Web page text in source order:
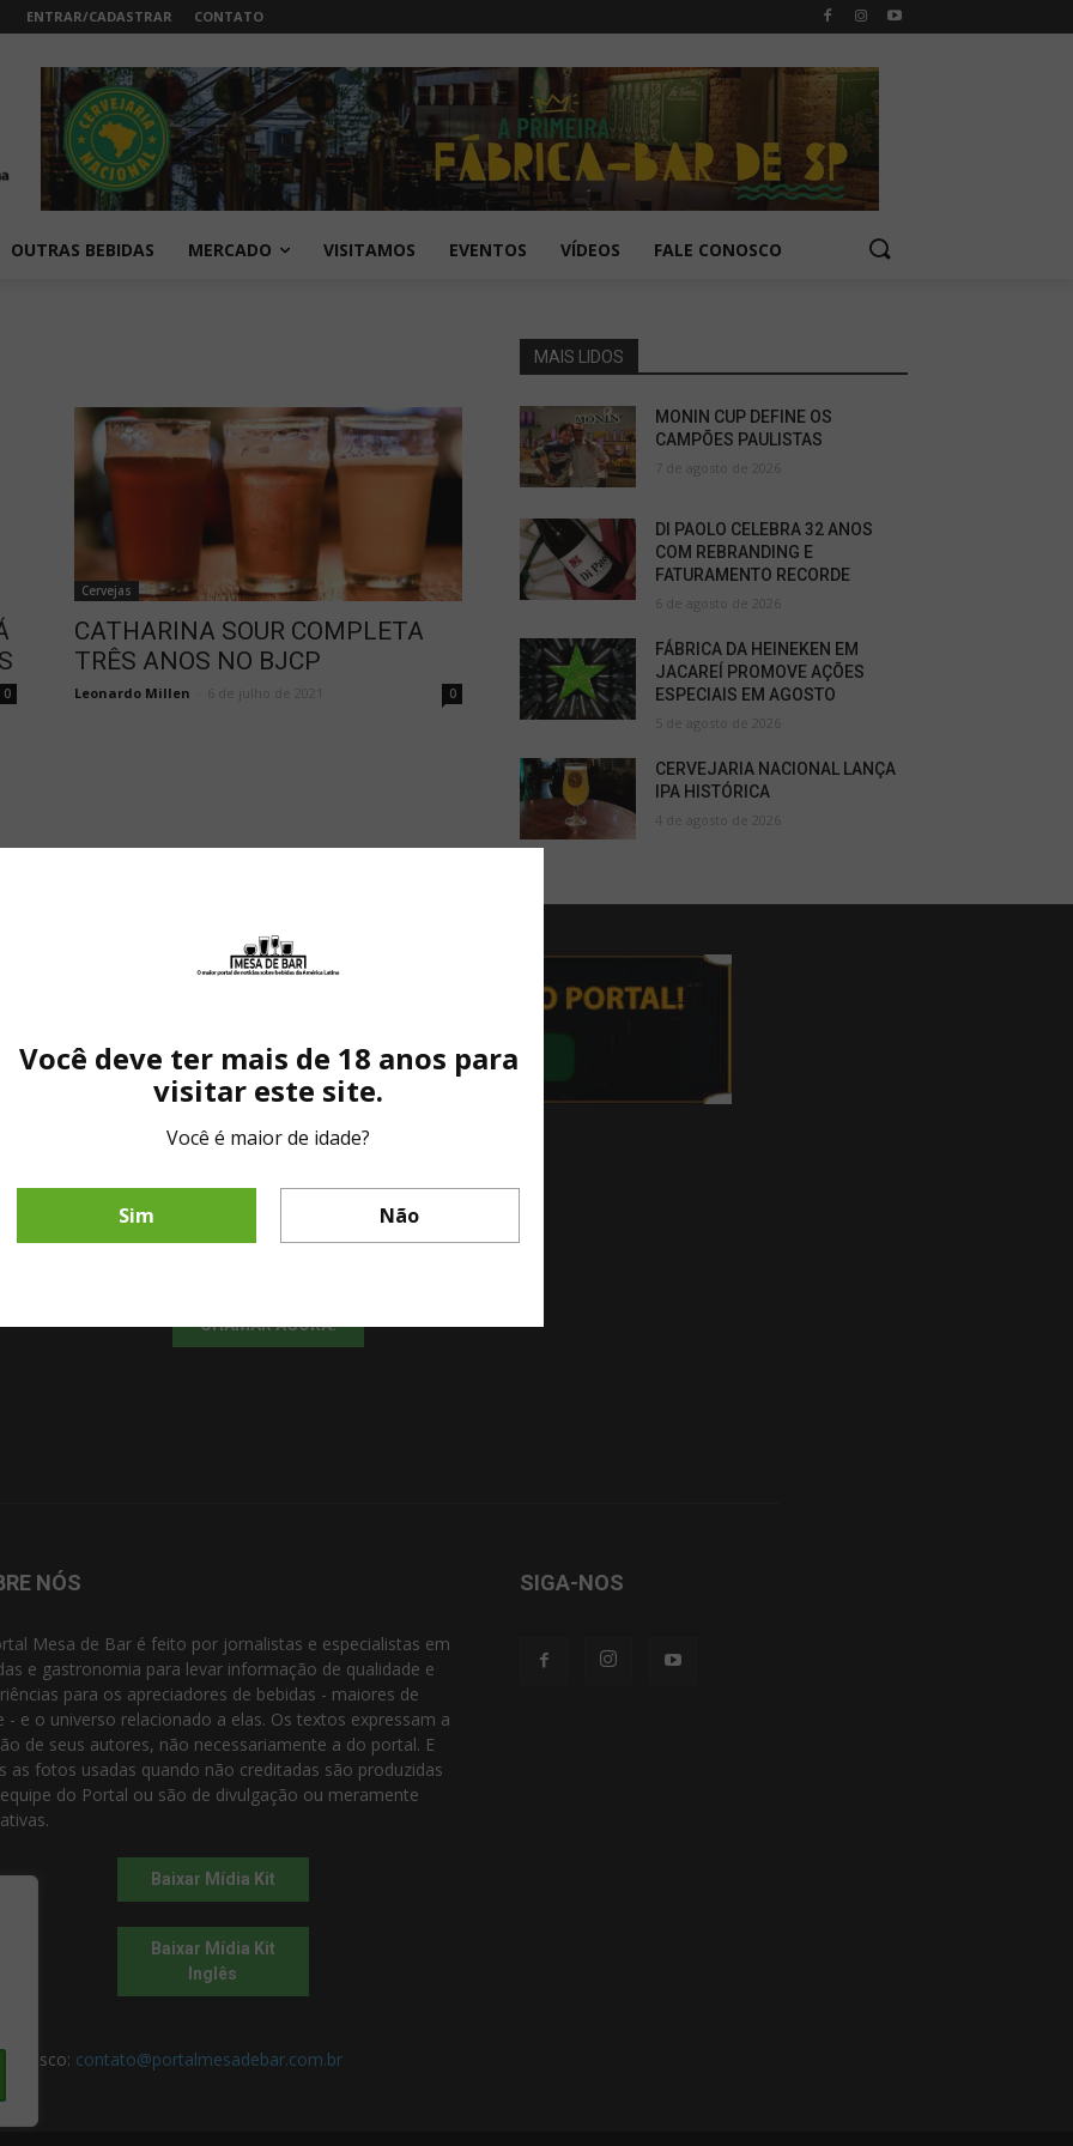
ENTRAR/CADASTRAR CONTATO
OUTRAS BEBIDAS MERCADO VISITAMOS EVENTOS VÍDEOS FALE CONOSCO
0
Cervejas
CATHARINA SOUR COMPLETA
TRÊS ANOS NO BJCP
Leonardo Millen 6 de julho de 2021 0
MAIS LIDOS
MONIN CUP DEFINE OS
CAMPÕES PAULISTAS
7 de agosto de 2026
DI PAOLO CELEBRA 32 ANOS
COM REBRANDING E
FATURAMENTO RECORDE
6 de agosto de 2026
FÁBRICA DA HEINEKEN EM
JACAREÍ PROMOVE AÇÕES
ESPECIAIS EM AGOSTO
5 de agosto de 2026
CERVEJARIA NACIONAL LANÇA
IPA HISTÓRICA
4 de agosto de 2026
Fale diretamente com nosso representante comercial por whatsapp.
CHAMAR AGORA!
Você deve ter mais de 18 anos para
visitar este site.
Você é maior de idade?
Sim Não
NÓS
Mesa de Bar é feito por jornalistas e especialistas em
e gastronomia para levar informação de qualidade e
para os apreciadores de bebidas - maiores de
- e o universo relacionado a elas. Os textos expressam a
de seus autores, não necessariamente a do portal. E
as fotos usadas quando não creditadas são produzidas
do Portal ou são de divulgação ou meramente
Baixar Mídia Kit
Baixar Mídia Kit
Inglês
contato@portalmesadebar.com.br
SIGA-NOS